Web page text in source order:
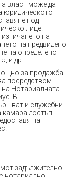
власт може да
юридическото
под
лице.
на
на предвидено
на определено
и др.
за продажба
посредством
на Нотариалната
В
и служебни
достъп.
на
задължително